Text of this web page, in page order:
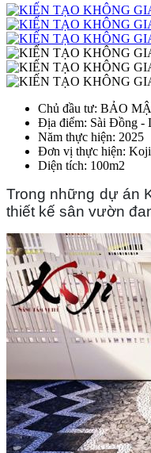
Chủ đầu tư: BẢO
Địa điểm: Sài Đồng -
Năm thực hiện: 2025
Đơn vị thực hiện:
Diện tích: 100m2
Trong những dự án
thiết kế sân vườn